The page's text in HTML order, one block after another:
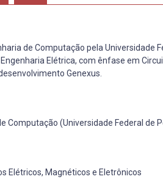
de Computação pela Universidade
Elétrica, com ênfase em
Genexus.
Computação (Universidade Federal de
Elétricos, Magnéticos e Eletrônicos